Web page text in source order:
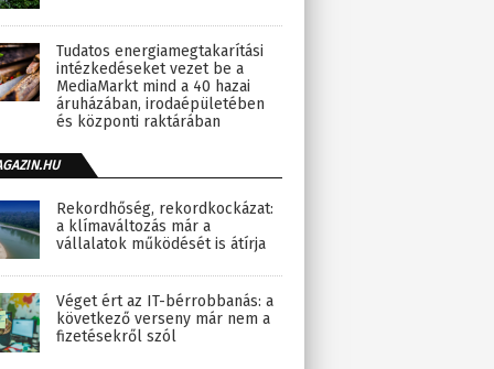
Tudatos energiamegtakarítási
intézkedéseket vezet be a
MediaMarkt mind a 40 hazai
áruházában, irodaépületében
és központi raktárában
Rekordhőség, rekordkockázat:
a klímaváltozás már a
vállalatok működését is átírja
Véget ért az IT-bérrobbanás: a
következő verseny már nem a
fizetésekről szól